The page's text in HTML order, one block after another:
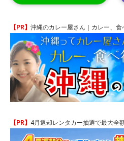
【PR】 沖縄のカレー屋さん｜カレー、食
【PR】 4月返却レンタカー抽選で最大全